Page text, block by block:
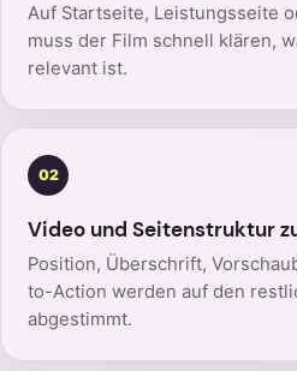
Auf Startseite, Leistungsseite
muss der Film schnell klären,
relevant ist.
02
Video und Seitenstruktur
Position, Überschrift,
to-Action werden auf den
abgestimmt.